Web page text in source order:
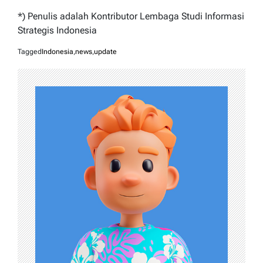
*) Penulis adalah Kontributor Lembaga Studi Informasi
Strategis Indonesia
Tagged Indonesia,news,update